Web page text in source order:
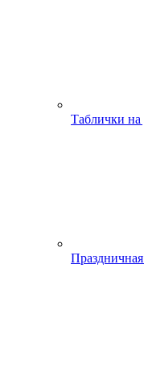
Таблички на